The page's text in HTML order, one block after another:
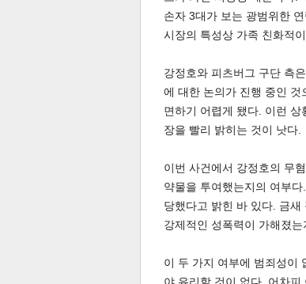
손자 3대가 보는 광범위한
시장의 특성상 가족 친화적
강정호와 피츠버그 구단 측
에 대한 논의가 진행 중인
면하기 어렵게 됐다. 이런
장을 빨리 밝히는 것이 낫다.
이번 사건에서 강정호의 무
약물을 투여했는지의 여부
당했다고 밝힌 바 있다. 금
강제적인 성폭력이 가해졌
이 두 가지 여부에 범죄성이